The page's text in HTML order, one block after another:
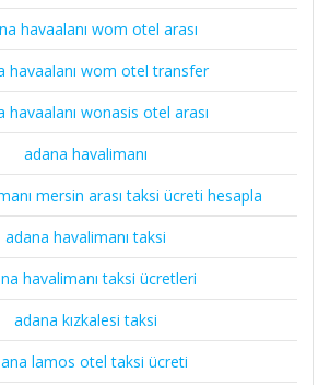
havaalanı wom otel arası
havaalanı wom otel transfer
havaalanı wonasis otel arası
adana havalimanı
mersin arası taksi ücreti hesapla
adana havalimanı taksi
havalimanı taksi ücretleri
adana kızkalesi taksi
lamos otel taksi ücreti